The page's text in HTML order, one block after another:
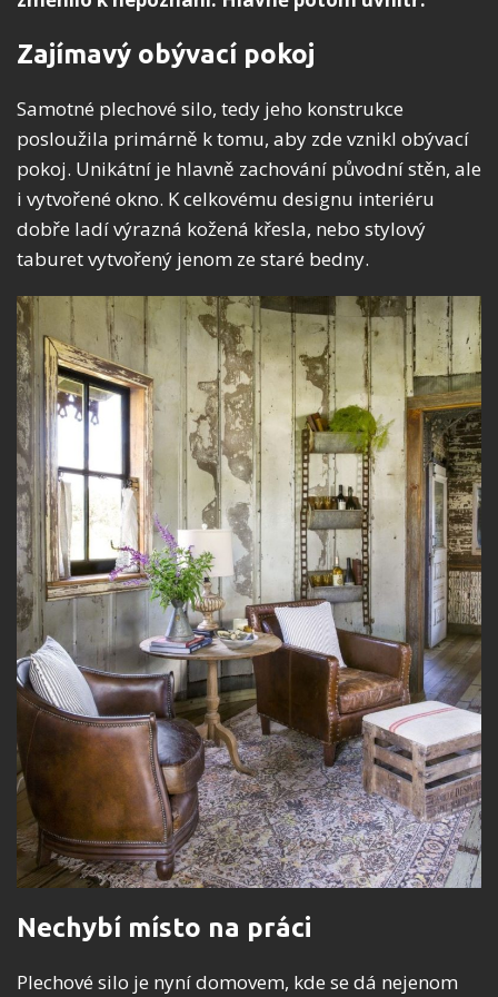
Zajímavý obývací pokoj
Samotné plechové silo, tedy jeho konstrukce
posloužila primárně k tomu, aby zde vznikl obývací
pokoj. Unikátní je hlavně zachování původní stěn, ale
i vytvořené okno. K celkovému designu interiéru
dobře ladí výrazná kožená křesla, nebo stylový
taburet vytvořený jenom ze staré bedny.
Nechybí místo na práci
Plechové silo je nyní domovem, kde se dá nejenom